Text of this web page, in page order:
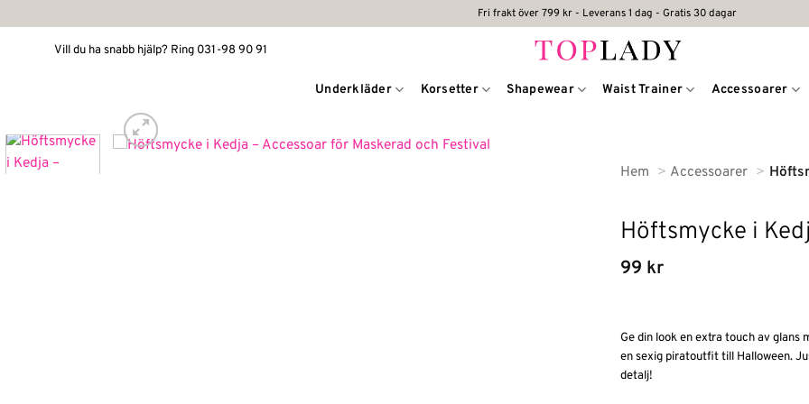
to
Fri frakt över 799 kr - Leverans 1 dag - Gratis 30 dagar
Vill du ha snabb hjälp? Ring 031-98 90 91
Underkläder Korsetter Shapewear Waist Trainer Accessoarer
Hem Accessoarer
Höftsmycke i
99 kr
Ge din look en extra touch av
en sexig piratoutfit till Halloween.
detalj!